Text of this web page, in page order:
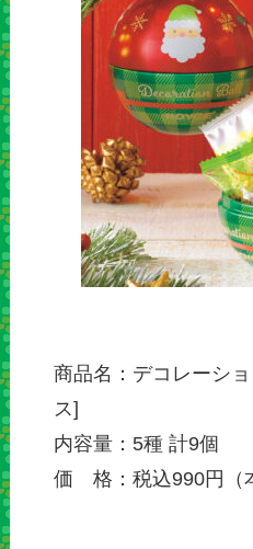
商品名：デコレーシ
ス]
内容量：5種 計9個
価 格：税込990円（